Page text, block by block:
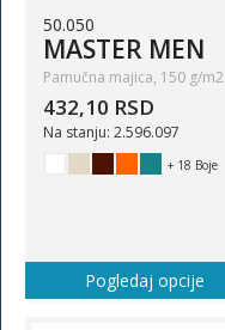
50.050
MASTER MEN
Pamučna majica, 150 g/m2
432,10 RSD
Na stanju: 2.596.097
+ 18 Boje
Pogledaj opcije